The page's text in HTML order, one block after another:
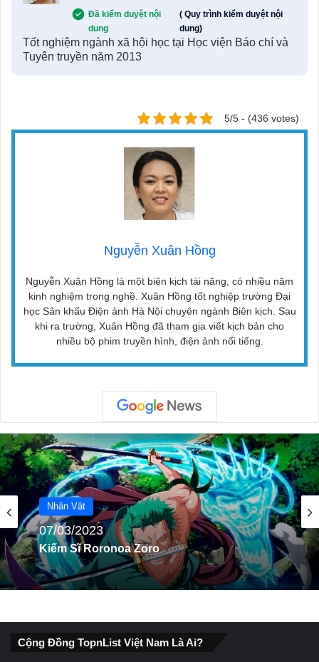
Đã kiểm duyệt nội
dung
( Quy trình kiểm duyệt nội
dung)
Tốt nghiệm ngành xã hội học tại Học viện Báo chí và
Tuyên truyền năm 2013
5/5 - (436 votes)
Nguyễn Xuân Hồng
Nguyễn Xuân Hồng là một biên kịch tài năng, có nhiều năm
kinh nghiệm trong nghề. Xuân Hồng tốt nghiệp trường Đại
học Sân khấu Điện ảnh Hà Nội chuyên ngành Biên kịch. Sau
khi ra trường, Xuân Hồng đã tham gia viết kịch bản cho
nhiều bộ phim truyền hình, điện ảnh nổi tiếng.
Nhân Vật
07/03/2023
Kiếm Sĩ Roronoa Zoro
Cộng Đồng TopnList Việt Nam Là Ai?